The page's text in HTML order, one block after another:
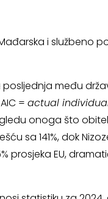
i službeno
među
= actual
onoga što
sa 141%, dok
prosjeka EU,